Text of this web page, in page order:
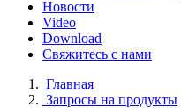
Новости
Video
Download
Свяжитесь с нами
Главная
Запросы на продукты